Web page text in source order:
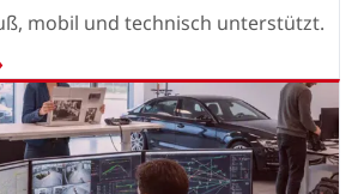
mobil und technisch unterstützt.